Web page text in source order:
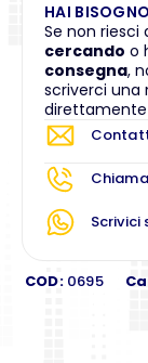
HAI
Se non riesci
cercando o
consegna,
scriverci una
direttamente
Scrivici
COD: 0695